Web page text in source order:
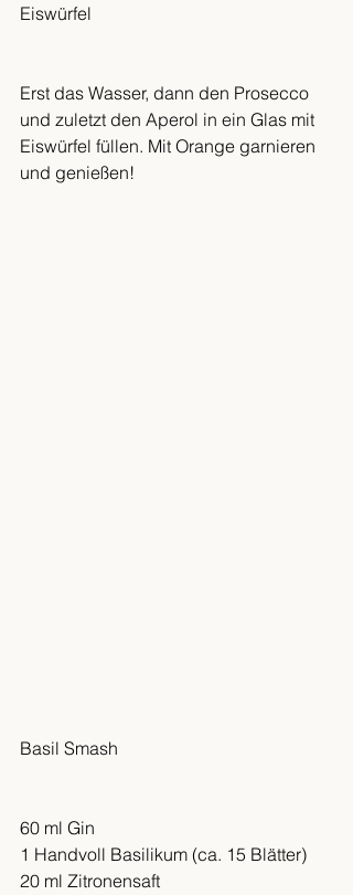
Eiswürfel
Erst das Wasser, dann den Prosecco
und zuletzt den Aperol in ein Glas mit
Eiswürfel füllen. Mit Orange garnieren
und genießen!
Basil Smash
60 ml Gin
1 Handvoll Basilikum (ca. 15 Blätter)
20 ml Zitronensaft